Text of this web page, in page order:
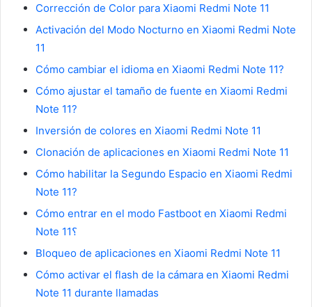
Corrección de Color para Xiaomi Redmi Note 11
Activación del Modo Nocturno en Xiaomi Redmi Note
11
Cómo cambiar el idioma en Xiaomi Redmi Note 11?
Cómo ajustar el tamaño de fuente en Xiaomi Redmi
Note 11?
Inversión de colores en Xiaomi Redmi Note 11
Clonación de aplicaciones en Xiaomi Redmi Note 11
Cómo habilitar la Segundo Espacio en Xiaomi Redmi
Note 11?
Cómo entrar en el modo Fastboot en Xiaomi Redmi
Note 11؟
Bloqueo de aplicaciones en Xiaomi Redmi Note 11
Cómo activar el flash de la cámara en Xiaomi Redmi
Note 11 durante llamadas